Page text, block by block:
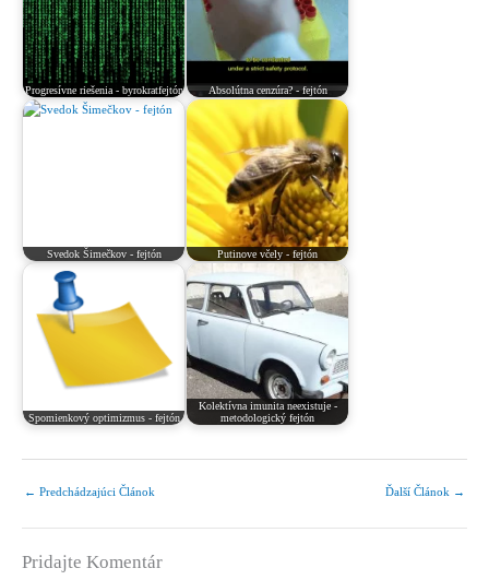
Progresívne riešenia - byrokratfejtón Absolútna cenzúra? - fejtón
Svedok Šimečkov - fejtón Putinove včely - fejtón
Spomienkový optimizmus - fejtón
Kolektívna imunita neexistuje -
metodologický fejtón
← Predchádzajúci Článok Ďalší Článok →
Pridajte Komentár